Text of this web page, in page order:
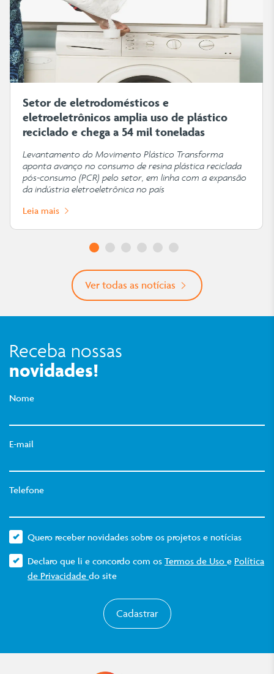
Setor de eletrodomésticos e
eletroeletrônicos amplia uso de plástico
reciclado e chega a 54 mil toneladas
Levantamento do Movimento Plástico Transforma
aponta avanço no consumo de resina plástica reciclada
pós-consumo (PCR) pelo setor, em linha com a expansão
da indústria eletroeletrônica no país
Leia mais
Ver todas as notícias
Receba nossas
novidades!
Nome
E-mail
Telefone
Quero receber novidades sobre os projetos e notícias
Declaro que li e concordo com os Termos de Uso e Política
de Privacidade do site
Cadastrar